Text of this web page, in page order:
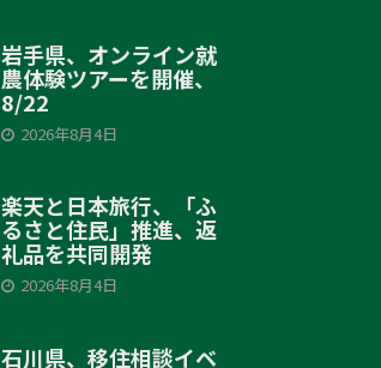
岩手県、オンライン就
農体験ツアーを開催、
8/22
2026年8月4日
楽天と日本旅行、「ふ
るさと住民」推進、返
礼品を共同開発
2026年8月4日
石川県、移住相談イベ